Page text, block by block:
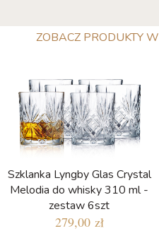
ZOBACZ PRODUKTY
Szklanka Lyngby Glas Crystal
Melodia do whisky 310 ml -
zestaw 6szt
279,00 zł